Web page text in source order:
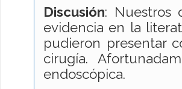
Discusión: Nuestros
evidencia en la
pudieron presentar
cirugía.
endoscópica.